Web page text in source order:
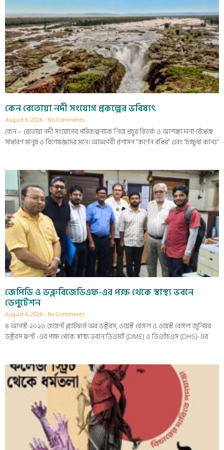
কেন বেতোয়া নদী সংযোগ প্রকল্পের ভবিষ্যৎ
August 6, 2026 No Comments
কেন – বেতোয়া নদী সংযোগের পরিকল্পনাকে নিয়ে প্রচুর বিতর্ক ও আশঙ্কা দানা বেঁধেছে
সাধারণ মানুষ ও বিশেষজ্ঞদের মনে। আত্মগর্বী প্রশাসন “কর্ণেন বধির” এবং “চক্ষুষা কানঃ”
জেপিডি ও ডব্লুবিজেডিএফ-এর পক্ষ থেকে স্বাস্থ্য ভবনে
ডেপুটেশন
August 6, 2026 No Comments
৪ আগস্ট ২০২৬ জয়েন্ট প্ল্যাটফর্ম অব ডক্টরস, ওয়েস্ট বেঙ্গল ও ওয়েস্ট বেঙ্গল জুনিয়র
ডক্টরস ফ্রন্ট -এর পক্ষ থেকে স্বাস্থ্য ভবনে ডিএমই (DME) ও ডিএইচএস (DHS)-এর